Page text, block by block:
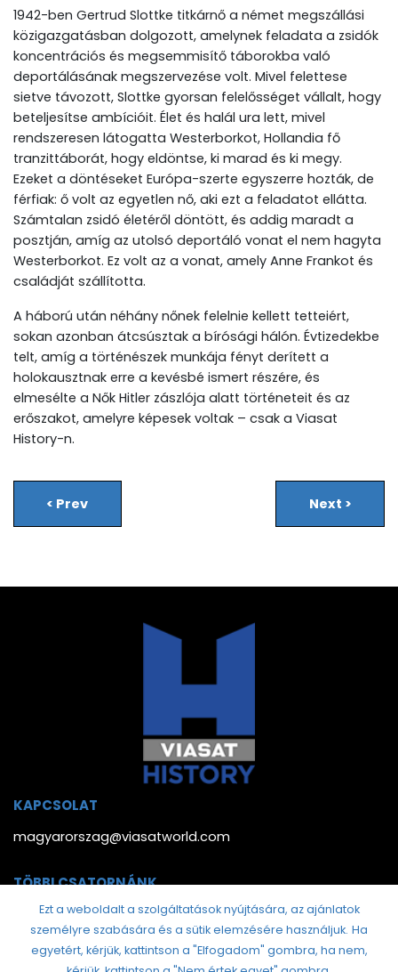
1942-ben Gertrud Slottke titkárnő a német megszállási
közigazgatásban dolgozott, amelynek feladata a zsidók
koncentrációs és megsemmisítő táborokba való
deportálásának megszervezése volt. Mivel felettese
sietve távozott, Slottke gyorsan felelősséget vállalt, hogy
beteljesítse ambícióit. Élet és halál ura lett, mivel
rendszeresen látogatta Westerborkot, Hollandia fő
tranzittáborát, hogy eldöntse, ki marad és ki megy.
Ezeket a döntéseket Európa-szerte egyszerre hozták, de
férfiak: ő volt az egyetlen nő, aki ezt a feladatot ellátta.
Számtalan zsidó életéről döntött, és addig maradt a
posztján, amíg az utolsó deportáló vonat el nem hagyta
Westerborkot. Ez volt az a vonat, amely Anne Frankot és
családját szállította.
A háború után néhány nőnek felelnie kellett tetteiért,
sokan azonban átcsúsztak a bírósági hálón. Évtizedekbe
telt, amíg a történészek munkája fényt derített a
holokausztnak erre a kevésbé ismert részére, és
elmesélte a Nők Hitler zászlója alatt történeteit és az
erőszakot, amelyre képesek voltak – csak a Viasat
History-n.
< Prev Next >
KAPCSOLAT
magyarorszag@viasatworld.com
TÖBBI CSATORNÁNK
Ezt a weboldalt a szolgáltatások nyújtására, az ajánlatok
személyre szabására és a sütik elemzésére használjuk. Ha
egyetért, kérjük, kattintson a "Elfogadom" gombra, ha nem,